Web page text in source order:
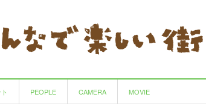
PEOPLE CAMERA MOVIE